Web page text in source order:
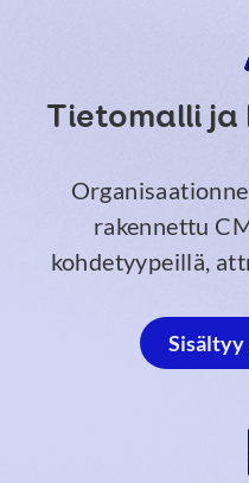
Tietomalli ja
rakennettu
kohdetyypeillä,